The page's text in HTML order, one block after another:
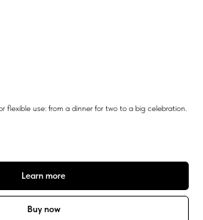
flexible use: from a dinner for two to a big celebration.
Learn more
Buy now